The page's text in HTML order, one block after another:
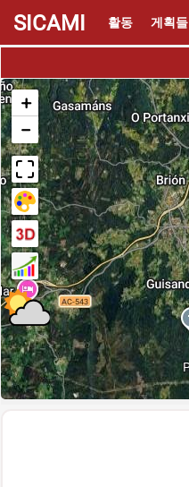
SICAMI 활동 게획들
+
−